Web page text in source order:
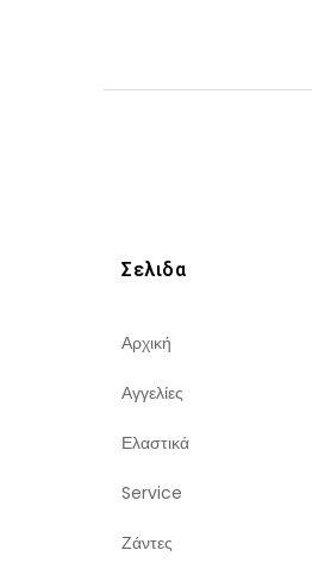
Σελιδα
Αρχική
Αγγελίες
Ελαστικά
Service
Ζάντες